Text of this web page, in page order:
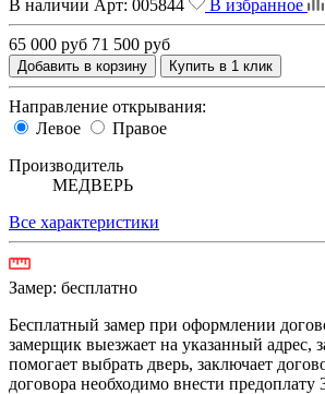
В наличии Арт: 005844 В избранное
65 000 руб 71 500 руб
Добавить в корзину Купить в 1 клик
Направление открывания:
Левое
Правое
Производитель
МЕДВЕРЬ
Все характеристики
Замер: бесплатно
Бесплатный замер при оформлении
замерщик выезжает на указанный адрес,
помогает выбрать дверь, заключает
договора необходимо внести предоплату